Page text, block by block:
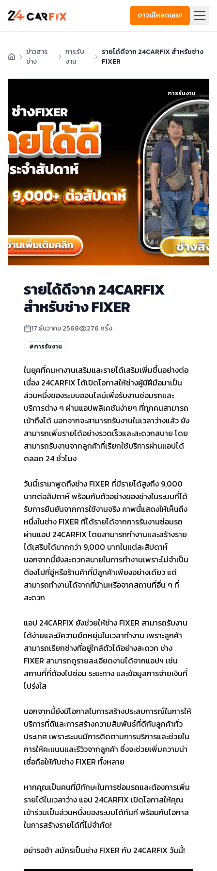
ดาวน์โหลดเลย!
ข่าวสาร
ช่าง
การรับ
งาน
รายได้ดีจาก 24CARFIX สำหรับช่าง
FIXER
การรับงาน
รายได้ดีจาก 24CARFIX
สำหรับช่าง FIXER
17 ธันวาคม 2568 276 ครั้ง
#การรับงาน
ในยุคที่คนหางานเสริมและรายได้เสริมเพิ่มขึ้นอย่างต่อ
เนื่อง 24CARFIX ได้เปิดโอกาสให้ช่างผู้มีฝีมือมาเป็น
ส่วนหนึ่งของระบบออนไลน์เพื่อรับงานซ่อมรถและ
บริการต่าง ๆ ผ่านแอปพลิเคชันง่ายๆ ที่ทุกคนสามารถ
เข้าถึงได้ นอกจากจะสามารถรับงานในเวลาว่างแล้ว ยัง
สามารถเพิ่มรายได้อย่างรวดเร็วและสะดวกสบาย โดย
สามารถรับงานจากลูกค้าที่เรียกใช้บริการผ่านแอปได้
ตลอด 24 ชั่วโมง
วันนี้เรามาพูดถึงช่าง FIXER ที่มีรายได้สูงถึง 9,000
บาทต่อสัปดาห์ พร้อมกับตัวอย่างของช่างในระบบที่ได้
รับการยืนยันจากการใช้งานจริง ภาพนี้แสดงให้เห็นถึง
หนึ่งในช่าง FIXER ที่ได้รายได้จากการรับงานซ่อมรถ
ผ่านแอป 24CARFIX โดยสามารถทำงานและสร้างราย
ได้เสริมได้มากกว่า 9,000 บาทในแต่ละสัปดาห์
นอกจากนี้ยังสะดวกสบายในการทำงานเพราะไม่จำเป็น
ต้องไปที่อู่หรือร้านค้าที่มีลูกค้าเพียงอย่างเดียว แต่
สามารถทำงานได้จากที่บ้านหรือจากสถานที่อื่น ๆ ที่
สะดวก
แอป 24CARFIX ยังช่วยให้ช่าง FIXER สามารถรับงาน
ได้ง่ายและมีความยืดหยุ่นในเวลาทำงาน เพราะลูกค้า
สามารถเรียกช่างที่อยู่ใกล้ตัวได้อย่างสะดวก ช่าง
FIXER สามารถดูรายละเอียดงานได้จากแอปฯ เช่น
สถานที่ที่ต้องไปซ่อม ระยะทาง และข้อมูลการจ่ายเงินที่
โปร่งใส
นอกจากนี้ยังมีโอกาสในการสร้างประสบการณ์ในการให้
บริการที่ดีและการสร้างความสัมพันธ์ที่ดีกับลูกค้าทั่ว
ประเทศ เพราะระบบมีการติดตามการบริการและช่วยใน
การให้คะแนนและรีวิวจากลูกค้า ซึ่งจะช่วยเพิ่มความน่า
เชื่อถือให้กับช่าง FIXER ทั้งหลาย
หากคุณเป็นคนที่มีทักษะในการซ่อมรถและต้องการเพิ่ม
รายได้ในเวลาว่าง แอป 24CARFIX เปิดโอกาสให้คุณ
เข้าร่วมเป็นส่วนหนึ่งของระบบได้ทันที พร้อมกับโอกาส
ในการสร้างรายได้ที่ไม่จำกัด!
อย่ารอช้า สมัครเป็นช่าง FIXER กับ 24CARFIX วันนี้!